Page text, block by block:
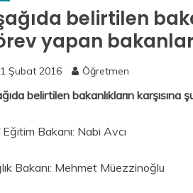
belirtilen
yapan
Şubat 2016 Öğretmen
belirtilen bakanlıkların karşısına
Eğitim Bakanı: Nabi Avcı
Bakanı: Mehmet Müezzinoğlu